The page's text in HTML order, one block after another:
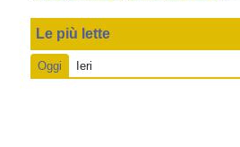
Le più lette
Oggi Ieri